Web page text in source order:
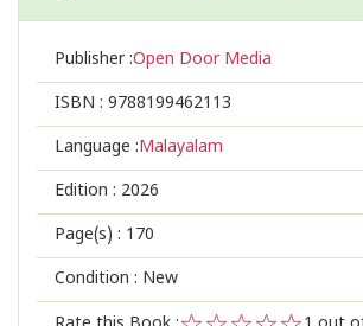
Publisher :Open Door Media
ISBN : 9788199462113
Language :Malayalam
Edition : 2026
Page(s) : 170
Condition : New